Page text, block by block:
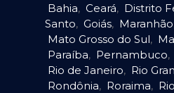
Bahia, Ceará, Distrito
Santo, Goiás, Maranhão
Mato Grosso do Sul,
Paraíba, Pernambuco,
Rio de Janeiro, Rio
Rondônia, Roraima,